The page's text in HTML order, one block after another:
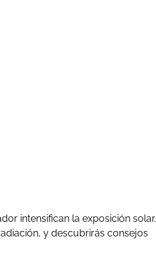
intensifican la exposición solar.
y descubrirás consejos